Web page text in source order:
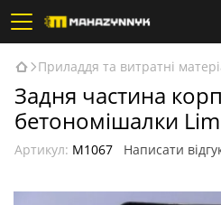
Приладдя та витратні
Задня частина
бетономішалки
Артикул: М1067 Написати